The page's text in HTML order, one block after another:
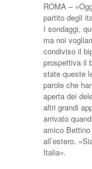
ROMA –
partito degli
I sondaggi,
ma noi
condiviso il
prospettiva il
state queste
parole che
aperta dei
altri grandi
arrivato
amico
all’estero.
Italia».